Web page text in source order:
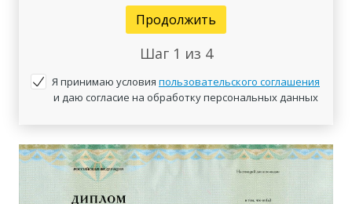
Продолжить
Шаг 1 из 4
Я принимаю условия пользовательского соглашения
и даю согласие на обработку персональных данных